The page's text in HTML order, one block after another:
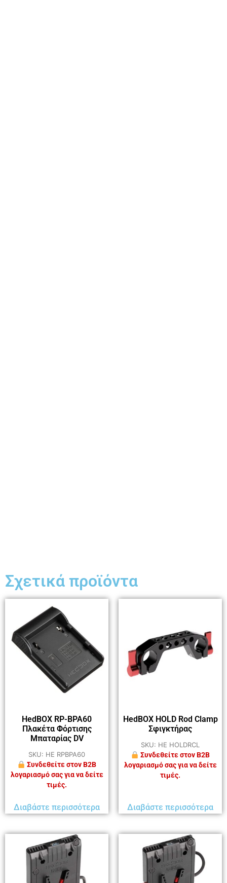
Σχετικά προϊόντα
HedBOX RP-BPA60
Πλακέτα Φόρτισης
Μπαταρίας DV
SKU: HE RPBPA60
Συνδεθείτε στον B2B
λογαριασμό σας για να δείτε
τιμές.
Διαβάστε περισσότερα
HedBOX HOLD Rod Clamp
Σφιγκτήρας
SKU: HE HOLDRCL
Συνδεθείτε στον B2B
λογαριασμό σας για να δείτε
τιμές.
Διαβάστε περισσότερα